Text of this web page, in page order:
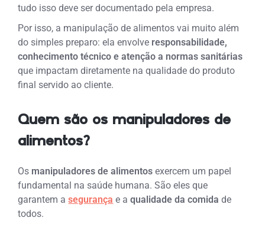
tudo isso deve ser documentado pela empresa.
Por isso, a manipulação de alimentos vai muito além
do simples preparo: ela envolve responsabilidade,
conhecimento técnico e atenção a normas sanitárias
que impactam diretamente na qualidade do produto
final servido ao cliente.
Quem são os manipuladores de
alimentos?
Os manipuladores de alimentos exercem um papel
fundamental na saúde humana. São eles que
garantem asegurança e aqualidade da comida de
todos.